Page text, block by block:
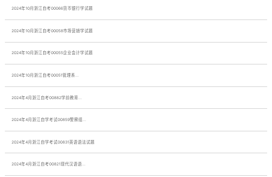
​2024年10月浙江自考00066货币银行学试题
​2024年10月浙江自考00058市场营销学试题
​2024年10月浙江自考00055企业会计学试题
​2024年10月浙江自考00051管理系...
​2024年4月浙江自考00882学前教育...
2024年4月浙江自学考试00859警察组...
2024年4月浙江自学考试00831英语语法试题
2024年4月浙江自考00821现代汉语语...